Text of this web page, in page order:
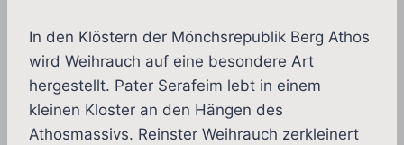
In den Klöstern der Mönchsrepublik Berg Athos
wird Weihrauch auf eine besondere Art
hergestellt. Pater Serafeim lebt in einem
kleinen Kloster an den Hängen des
Athosmassivs. Reinster Weihrauch zerkleinert